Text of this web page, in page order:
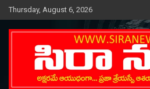
Skip
to
content
Thursday, August 6, 2026